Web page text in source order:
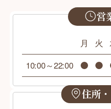
営
月 火
10:00～22:00
住所